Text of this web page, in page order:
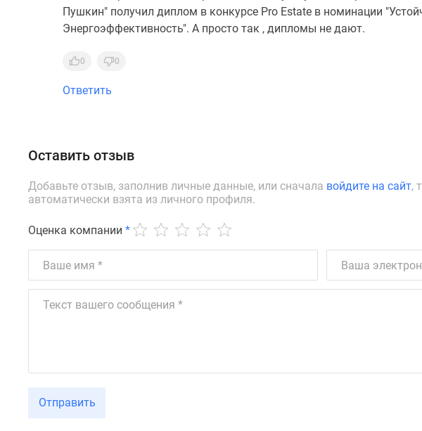
Пушкин" получил диплом в конкурсе Pro Estate в номинации
Энергоэффективность". А просто так , дипломы не дают.
0 0
Ответить
Оставить отзыв
Добавьте отзыв, заполнив личные данные, или сначала войдите на сайт,
автоматически взята из личного профиля.
Оценка компании *
Отправить